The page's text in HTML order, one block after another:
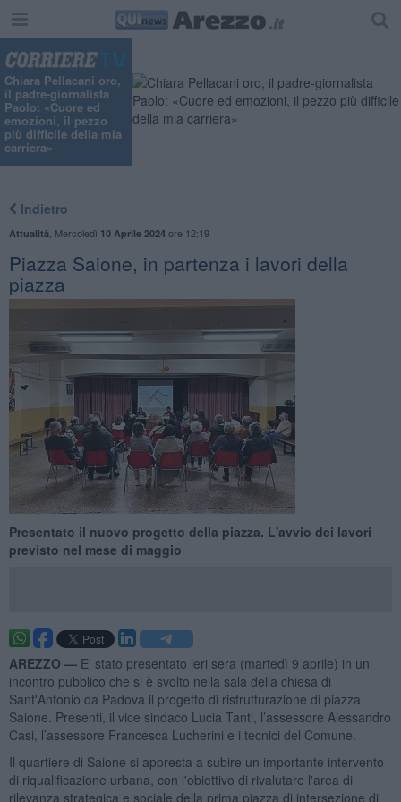
Chiara Pellacani oro,
il padre-giornalista
Paolo: «Cuore ed
emozioni, il pezzo
più difficile della mia
carriera»
Indietro
Attualità Mercoledì 10 Aprile 2024ore 12:19
Piazza Saione, in partenza i lavori della
piazza
Presentato il nuovo progetto della piazza. L'avvio dei lavori
previsto nel mese di maggio
AREZZO — E' stato presentato ieri sera (martedì 9 aprile) in un
incontro pubblico che si è svolto nella sala della chiesa di
Sant'Antonio da Padova il progetto di ristrutturazione di piazza
Saione. Presenti, il vice sindaco Lucia Tanti, l’assessore Alessandro
Casi, l’assessore Francesca Lucherini e i tecnici del Comune.
Il quartiere di Saione si appresta a subire un importante intervento
di riqualificazione urbana, con l'obiettivo di rivalutare l'area di
rilevanza strategica e sociale della prima piazza di intersezione di